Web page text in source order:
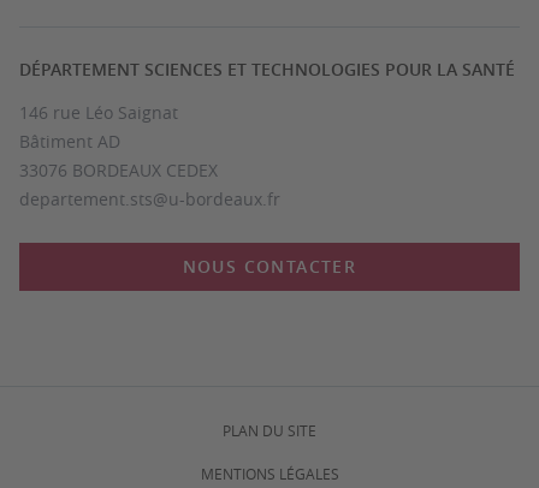
DÉPARTEMENT SCIENCES ET TECHNOLOGIES POUR LA SANTÉ
146 rue Léo Saignat
Bâtiment AD
33076 BORDEAUX CEDEX
departement.sts@u-bordeaux.fr
NOUS CONTACTER
PLAN DU SITE
MENTIONS LÉGALES